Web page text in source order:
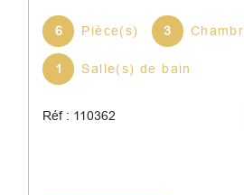
6 Pièce(s) 3
1 Salle(s) de bain
Réf : 110362